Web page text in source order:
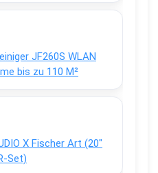
JF260S WLAN
bis zu 110 M²
X Fischer Art (20″
Set)